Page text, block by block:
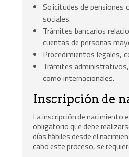
Solicitudes de pensiones
sociales.
Trámites bancarios
cuentas de personas
Procedimientos legales,
Trámites
como internacionales.
Inscripción de
La inscripción de nacimiento
obligatorio que debe
días hábiles desde el
cabo este proceso, se